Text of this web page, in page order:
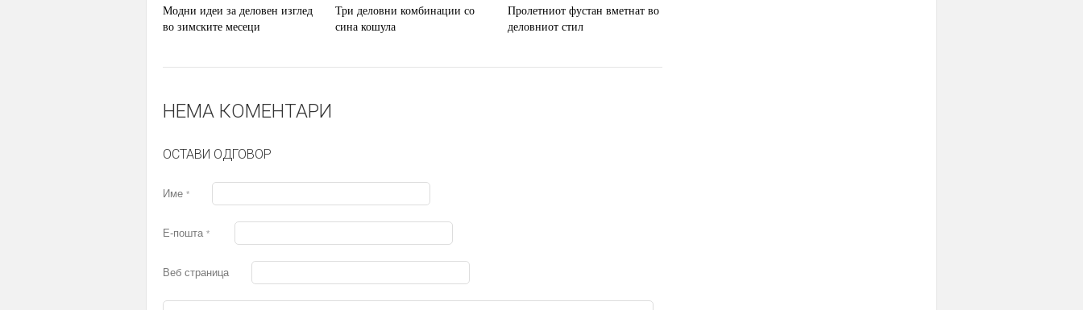
Модни идеи за деловен изглед
во зимските месеци
Три деловни комбинации со
сина кошула
Пролетниот фустан вметнат во
деловниот стил
НЕМА КОМЕНТАРИ
ОСТАВИ ОДГОВОР
Име *
Е-пошта *
Веб страница